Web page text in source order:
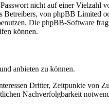
nicht auf einer Vielzahl
Betreibers, von phpBB Limited
Die phpBB-Software
können.
anbieten zu können.
Dritter, Zeitpunkte von
Nachverfolgbarkeit